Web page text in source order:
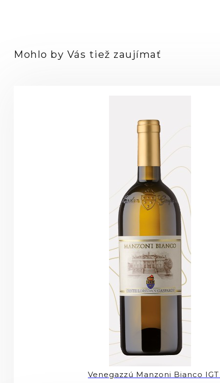
Mohlo by Vás tiež zaujímať
Venegazzú Manzoni Bianco